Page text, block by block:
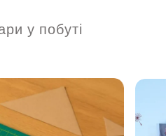
у побуті